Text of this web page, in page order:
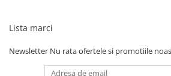
Lista marci
Newsletter Nu rata ofertele si promotiile